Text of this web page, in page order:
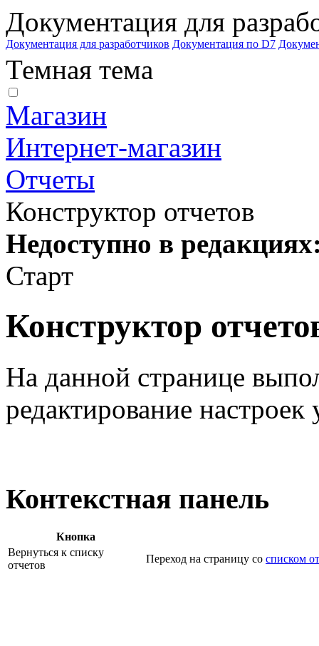
Документация для
Документация для разработчиков Документация по D7
Темная тема
Магазин
Интернет-магазин
Отчеты
Конструктор отчетов
Недоступно в
Старт
Конструктор
На данной странице
редактирование
Контекстная панель
Кнопка
Вернуться к списку
отчетов
Переход на страницу со списком